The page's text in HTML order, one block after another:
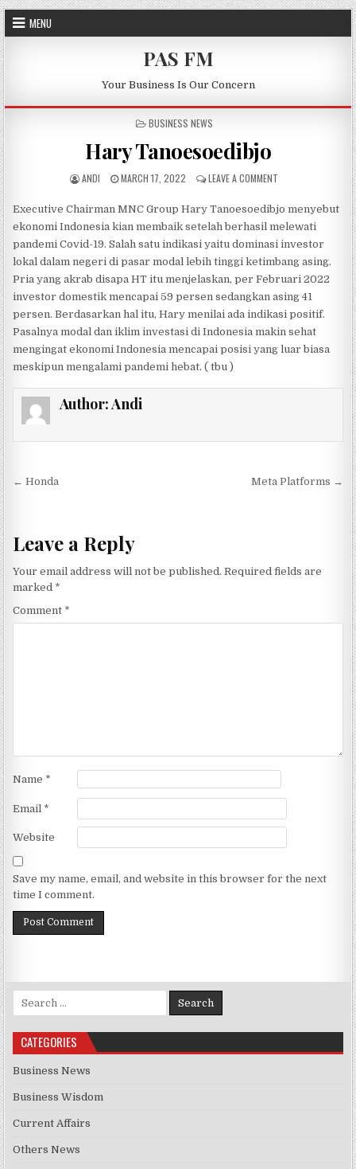
Skip to content
MENU
PAS FM
Your Business Is Our Concern
POSTED IN
BUSINESS NEWS
Hary Tanoesoedibjo
AUTHOR:
ANDI PUBLISHED DATE:
MARCH 17, 2022 LEAVE A COMMENT ON HARY
Executive Chairman MNC Group Hary Tanoesoedibjo menyebut
ekonomi Indonesia kian membaik setelah berhasil melewati
pandemi Covid-19. Salah satu indikasi yaitu dominasi investor
lokal dalam negeri di pasar modal lebih tinggi ketimbang asing.
Pria yang akrab disapa HT itu menjelaskan, per Februari 2022
investor domestik mencapai 59 persen sedangkan asing 41
persen. Berdasarkan hal itu, Hary menilai ada indikasi positif.
Pasalnya modal dan iklim investasi di Indonesia makin sehat
mengingat ekonomi Indonesia mencapai posisi yang luar biasa
meskipun mengalami pandemi hebat. ( tbu )
Author:Andi
Post navigation
← Honda Meta Platforms →
Leave a Reply
Your email address will not be published. Required fields are
marked *
Comment *
Name *
Email *
Website
Save my name, email, and website in this browser for the next
time I comment.
Search for:
CATEGORIES
Business News
Business Wisdom
Current Affairs
Others News